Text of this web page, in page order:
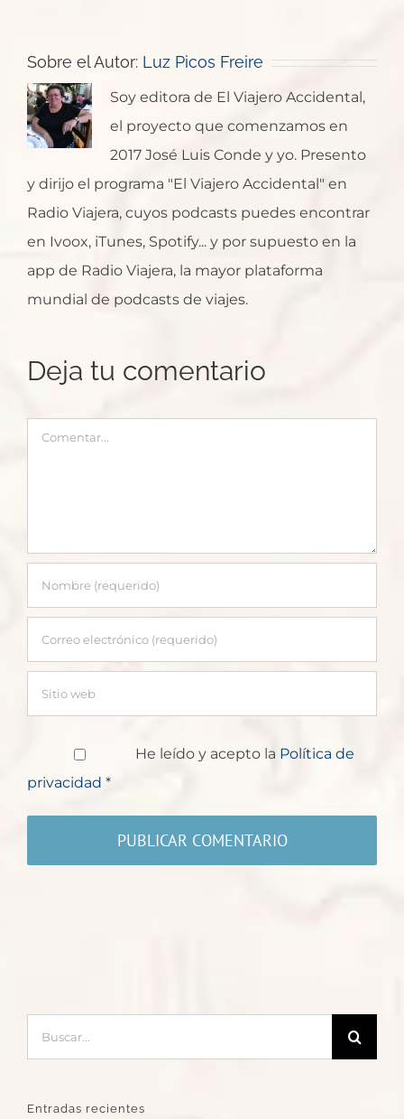
Sobre el Autor: Luz Picos Freire
Soy editora de El Viajero Accidental,
el proyecto que comenzamos en
2017 José Luis Conde y yo. Presento
y dirijo el programa "El Viajero Accidental" en
Radio Viajera, cuyos podcasts puedes encontrar
en Ivoox, iTunes, Spotify... y por supuesto en la
app de Radio Viajera, la mayor plataforma
mundial de podcasts de viajes.
Deja tu comentario
Comentar
He leído y acepto la Política de
privacidad *
Entradas recientes